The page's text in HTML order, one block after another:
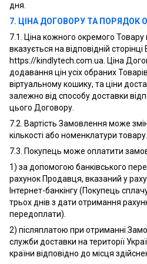
дня.
7. ЦІНА ДОГОВОРУ ТА ПОРЯДОК
7.1. Ціна кожного окремого
вказується на відповідній
https://kindlytech.com.ua. Ціна
додавання цін усіх обраних
віртуальному кошику, та ціни
залежно від способу доставки
цього Договору.
7.2. Вартість Замовлення може
кількості або номенклатури товару.
7.3. Покупець може оплатити
1) за допомогою банківського
рахунок Продавця, вказаний у
Інтернет-банкінгу (Покупець
трьох днів з дати отримання
передоплати).
2) післяплатою при отриманні
служби доставки на території
країни відповідно до місця